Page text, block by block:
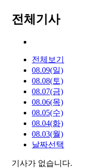
전체기사
전체보기
08.09(일)
08.08(토)
08.07(금)
08.06(목)
08.05(수)
08.04(화)
08.03(월)
날짜선택
기사가 없습니다.